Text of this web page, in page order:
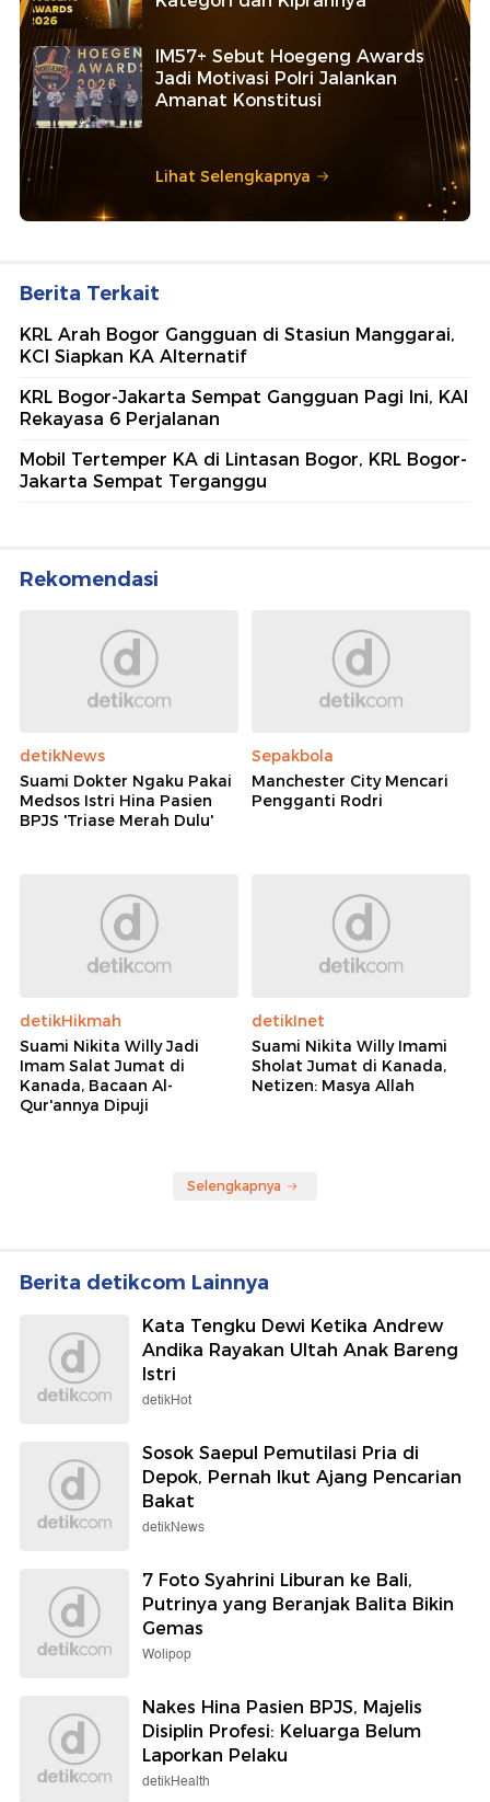
IM57+ Sebut Hoegeng Awards
Jadi Motivasi Polri Jalankan
Amanat Konstitusi
Lihat Selengkapnya
Berita Terkait
KRL Arah Bogor Gangguan di Stasiun Manggarai,
KCI Siapkan KA Alternatif
KRL Bogor-Jakarta Sempat Gangguan Pagi Ini, KAI
Rekayasa 6 Perjalanan
Mobil Tertemper KA di Lintasan Bogor, KRL Bogor-
Jakarta Sempat Terganggu
Rekomendasi
detikNews
Suami Dokter Ngaku Pakai
Medsos Istri Hina Pasien
BPJS 'Triase Merah Dulu'
Sepakbola
Manchester City Mencari
Pengganti Rodri
detikHikmah
Suami Nikita Willy Jadi
Imam Salat Jumat di
Kanada, Bacaan Al-
Qur'annya Dipuji
detikInet
Suami Nikita Willy Imami
Sholat Jumat di Kanada,
Netizen: Masya Allah
Selengkapnya
Berita detikcom Lainnya
Kata Tengku Dewi Ketika Andrew
Andika Rayakan Ultah Anak Bareng
Istri
detikHot
Sosok Saepul Pemutilasi Pria di
Depok, Pernah Ikut Ajang Pencarian
Bakat
detikNews
7 Foto Syahrini Liburan ke Bali,
Putrinya yang Beranjak Balita Bikin
Gemas
Wolipop
Nakes Hina Pasien BPJS, Majelis
Disiplin Profesi: Keluarga Belum
Laporkan Pelaku
detikHealth